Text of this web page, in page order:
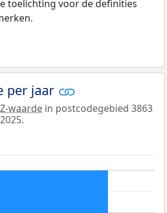
toelichting voor de definities
per jaar
waarde in postcodegebied 3863